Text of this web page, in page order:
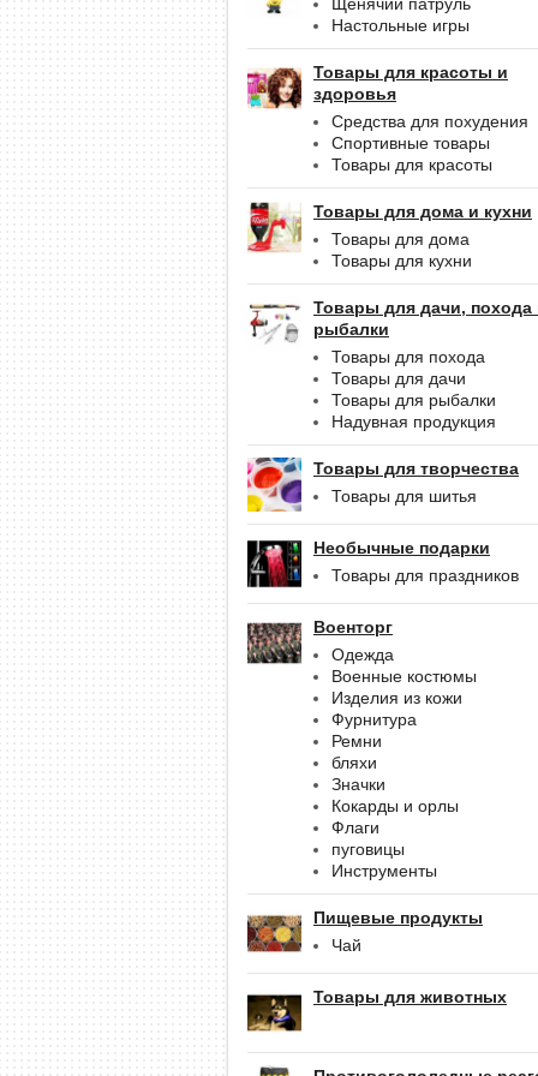
Настольные игры
Товары для красоты и
здоровья
Средства для похудения
Спортивные товары
Товары для красоты
Товары для дома и кухни
Товары для дома
Товары для кухни
Товары для дачи, похода
рыбалки
Товары для похода
Товары для дачи
Товары для рыбалки
Надувная продукция
Товары для творчества
Товары для шитья
Необычные подарки
Товары для праздников
Военторг
Одежда
Военные костюмы
Изделия из кожи
Фурнитура
Ремни
бляхи
Значки
Кокарды и орлы
Флаги
пуговицы
Инструменты
Пищевые продукты
Чай
Товары для животных